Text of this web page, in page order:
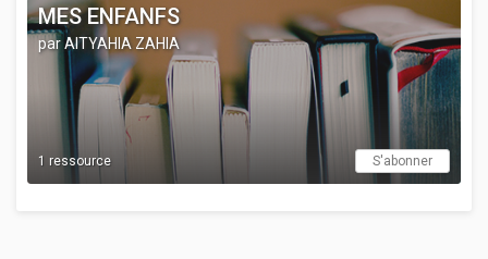
MES ENFANFS
par AITYAHIA ZAHIA
1 ressource S'abonner